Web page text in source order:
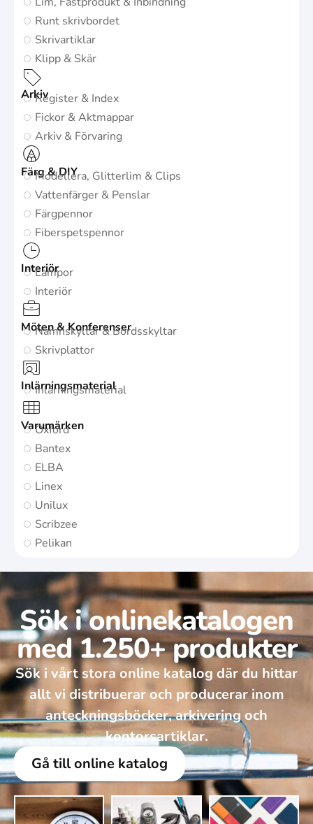
Runt skrivbordet
Skrivartiklar
Klipp & Skär
ArkivRegister & Index
Fickor & Aktmappar
Arkiv & Förvaring
Färg & DIY
Modellera, Glitterlim & Clips
Vattenfärger & Penslar
Färgpennor
Fiberspetspennor
Interiör
Lampor
Interiör
Möten & Konferenser
Namnskyltar & Bordsskyltar
Skrivplattor
Inlärningsmaterial
Inlärningsmaterial
Varumärken
Oxford
Bantex
ELBA
Linex
Unilux
Scribzee
Pelikan
Sök i onlinekatalogen
med 1.250+ produkter
Sök i vårt stora online katalog där du hittar
allt vi distribuerar och producerar inom
anteckningsböcker, arkivering och
kontorsartiklar.
Gå till online katalog